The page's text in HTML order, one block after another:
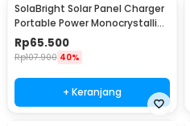
SolaBright Solar Panel Charger
Portable Power Monocrystalline
3W - AP1
Rp65.500
Rp107.900 40%
+ Keranjang